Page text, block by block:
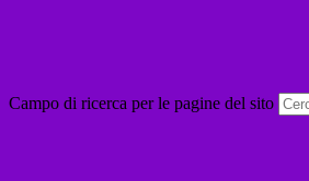
Campo di ricerca per le pagine del sito